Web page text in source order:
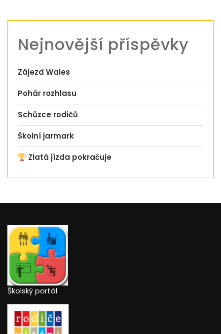
Nejnovější příspěvky
Zájezd Wales
Pohár rozhlasu
Schůzce rodičů
Školní jarmark
Zlatá jízda pokračuje
Školský portál